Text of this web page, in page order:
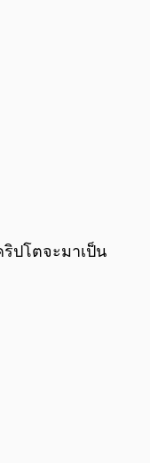
ริปโตจะมาเป็น